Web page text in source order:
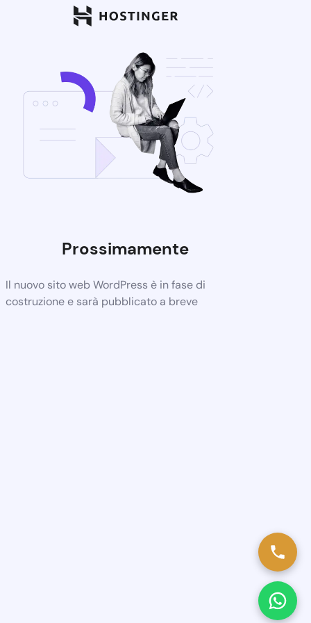
Prossimamente
Il nuovo sito web WordPress è in fase di
costruzione e sarà pubblicato a breve